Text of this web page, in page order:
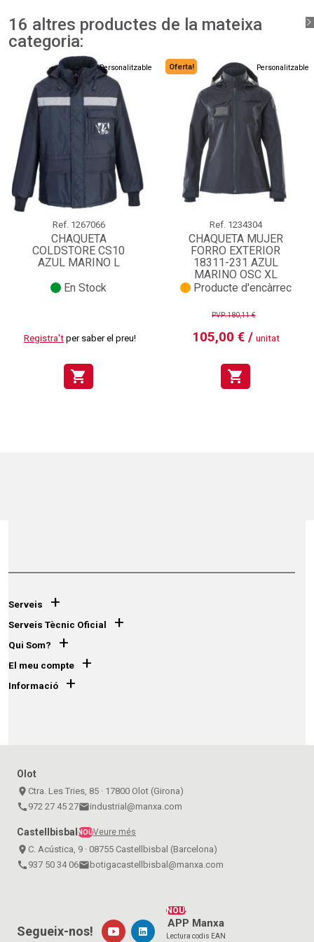
16 altres productes de la mateixa
categoria:
Personalitzable
Ref. 1267066
CHAQUETA
COLDSTORE CS10
AZUL MARINO L
En Stock
Registra't per saber el preu!
shopping_cart
Personalitzable
Oferta!
Ref. 1234304
CHAQUETA MUJER
FORRO EXTERIOR
18311-231 AZUL
MARINO OSC XL
Producte d'encàrrec
PVP:180,11 €
105,00 € / unitat
shopping_cart
Serveis +
Serveis Tècnic Oficial +
Qui Som? +
El meu compte +
Informació +
Olot
place Ctra. Les Tries, 85 · 17800 Olot (Girona)
call 972 27 45 27emailindustrial@manxa.com
Castellbisbal NOUVeure més
place C. Acústica, 9 · 08755 Castellbisbal (Barcelona)
call 937 50 34 06email botigacastellbisbal@manxa.com
NOU!
APP Manxa
Lectura codis EAN
Segueix-nos!